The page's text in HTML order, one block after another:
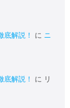
解説！ に ニ
解説！ に リ